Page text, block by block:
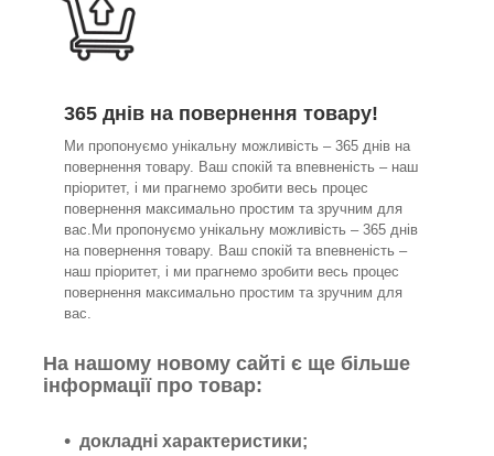
365 днів на повернення товару!
Ми пропонуємо унікальну можливість – 365 днів на
повернення товару. Ваш спокій та впевненість – наш
пріоритет, і ми прагнемо зробити весь процес
повернення максимально простим та зручним для
вас.Ми пропонуємо унікальну можливість – 365 днів
на повернення товару. Ваш спокій та впевненість –
наш пріоритет, і ми прагнемо зробити весь процес
повернення максимально простим та зручним для
вас.
На нашому новому сайті є ще більше
інформації про товар:
докладні характеристики;